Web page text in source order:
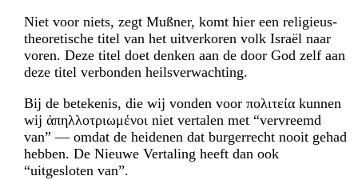
Niet voor niets, zegt Mußner, komt hier een religieus-
theoretische titel van het uitverkoren volk Israël naar
voren. Deze titel doet denken aan de door God zelf aan
deze titel verbonden heilsverwachting.
Bij de betekenis, die wij vonden voor πολιτεία kunnen
wij ἀπηλλοτριωμένοι niet vertalen met “vervreemd
van” — omdat de heidenen dat burgerrecht nooit gehad
hebben. De Nieuwe Vertaling heeft dan ook
“uitgesloten van”.